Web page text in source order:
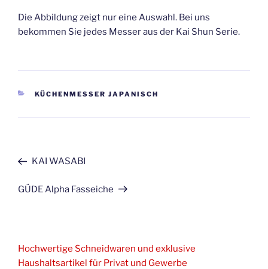
Die Abbildung zeigt nur eine Auswahl. Bei uns
bekommen Sie jedes Messer aus der Kai Shun Serie.
KATEGORIEN
KÜCHENMESSER JAPANISCH
Vorheriger
KAI WASABI
Nächster
GÜDE Alpha Fasseiche
Hochwertige Schneidwaren und exklusive
Haushaltsartikel für Privat und Gewerbe